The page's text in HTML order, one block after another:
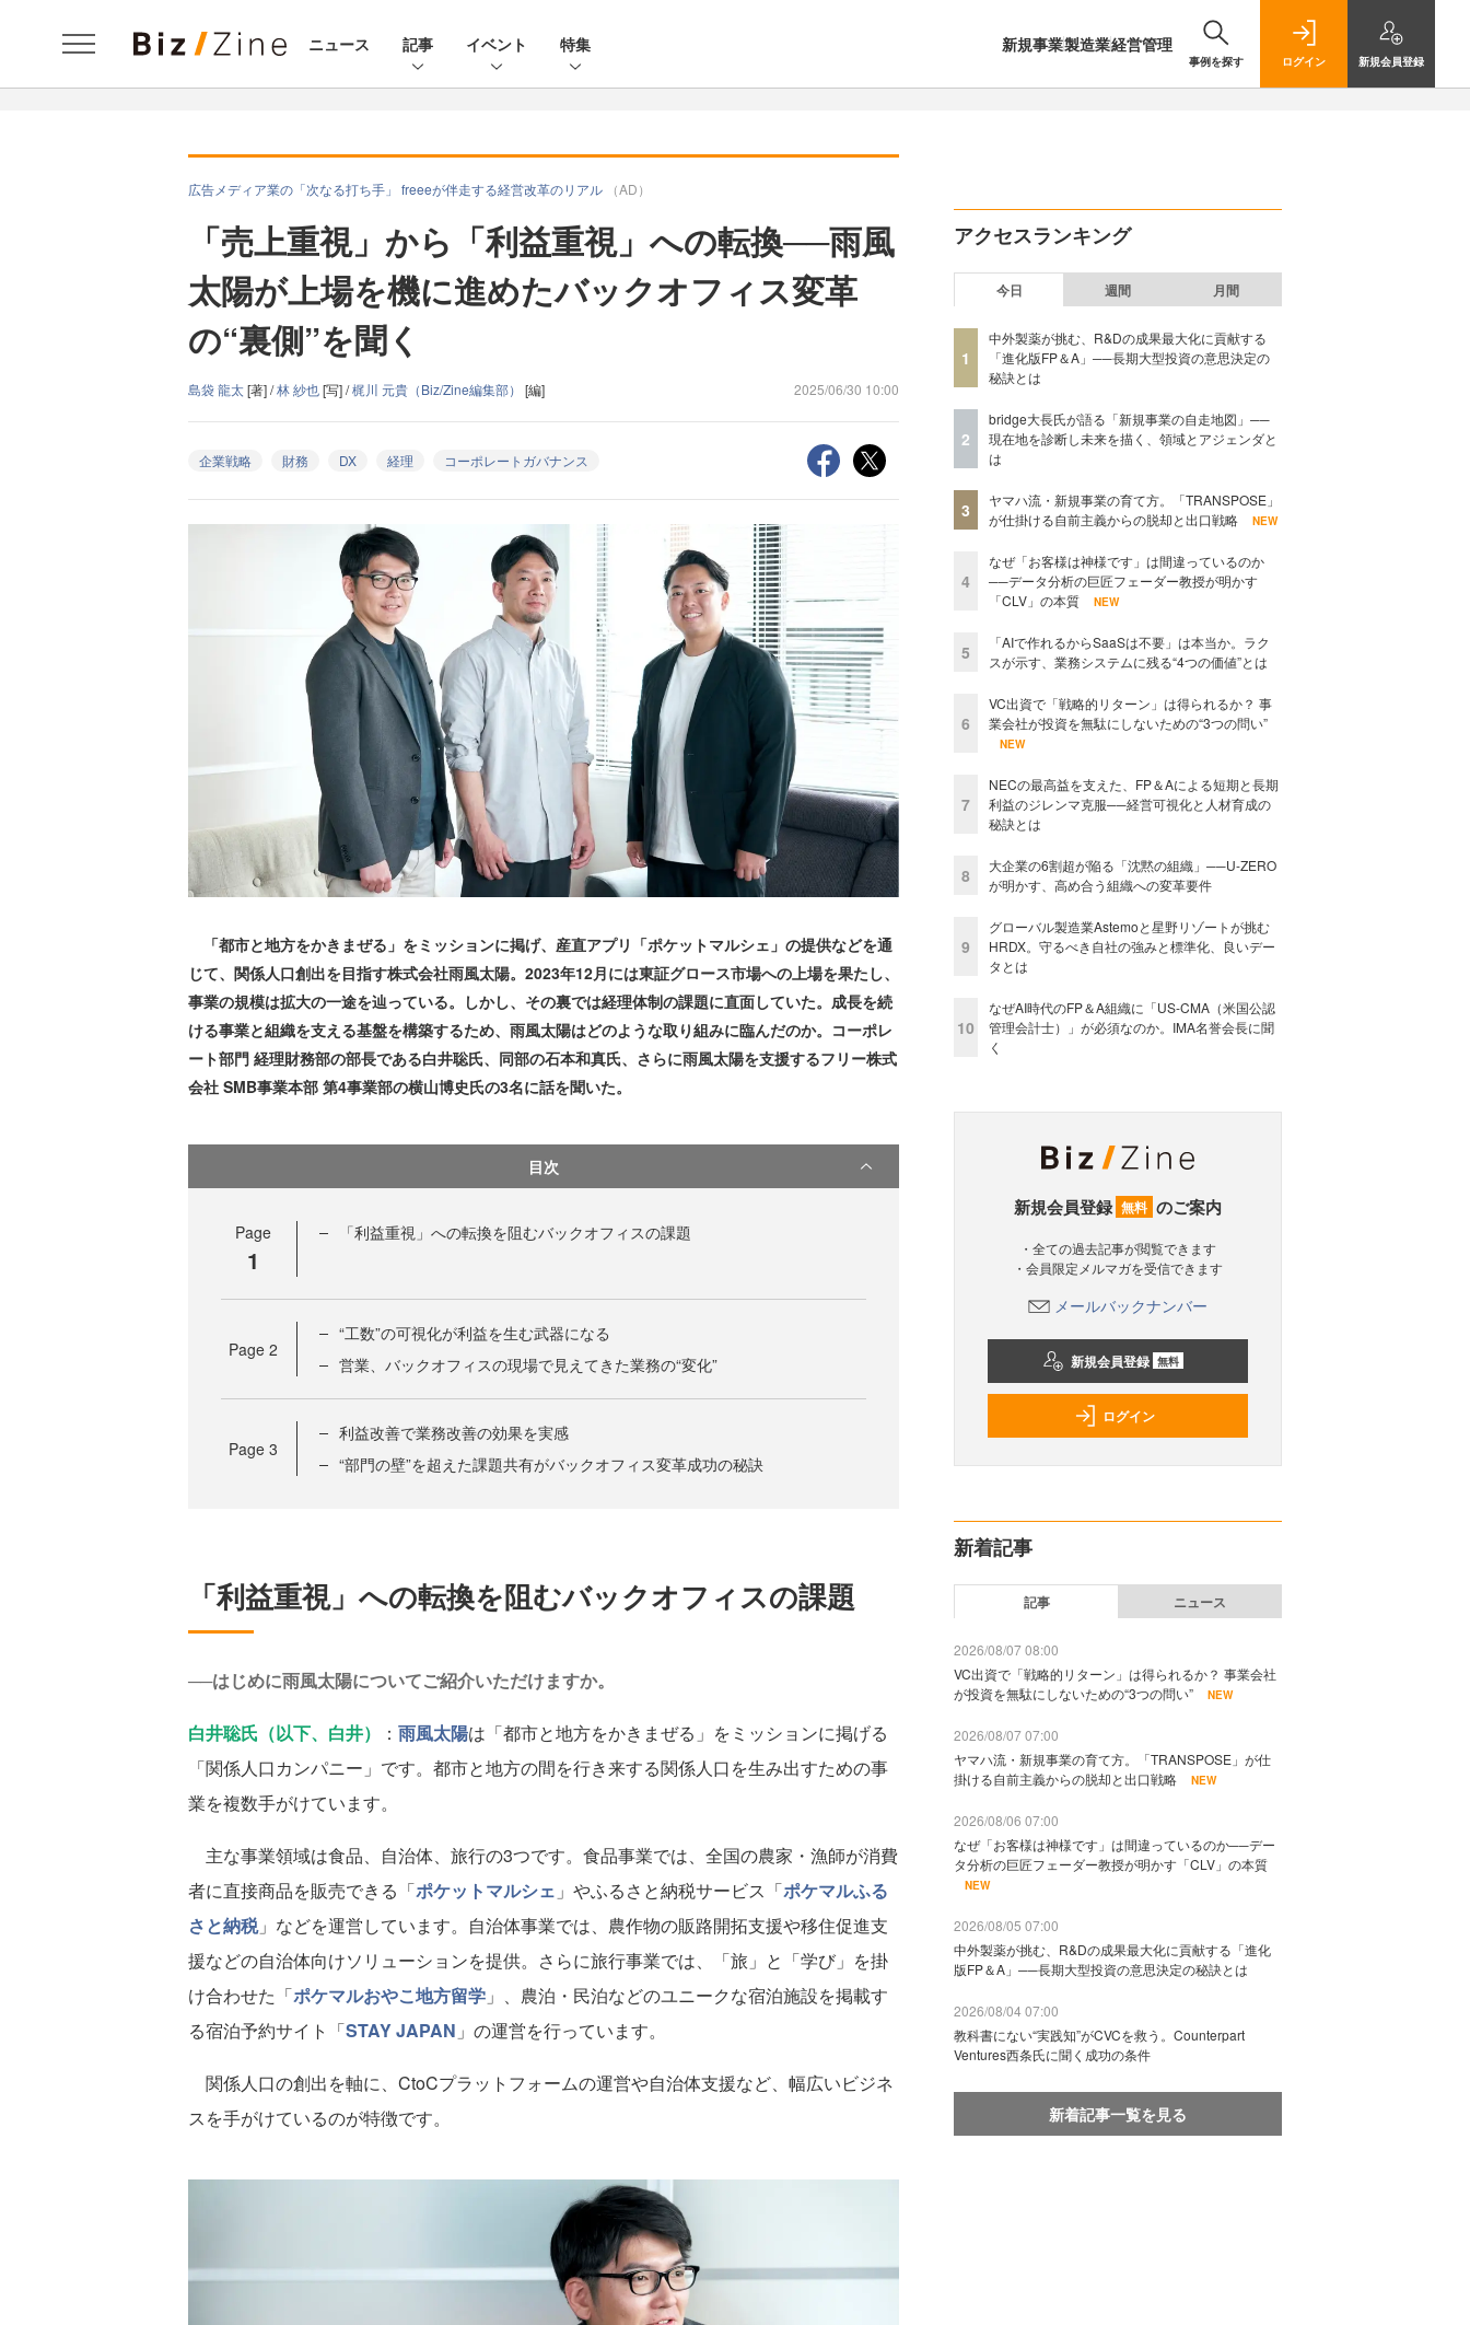
ニュース 記事 イベント 特集 新規事業製造業経営管理
事例を探す ログイン 新規会員登録
広告メディア業の「次なる打ち手」 freeeが伴走する経営改革のリアル （AD）
「売上重視」から「利益重視」への転換──雨風
太陽が上場を機に進めたバックオフィス変革
の“裏側”を聞く
島袋 龍太[著] /林 紗也[写] /梶川 元貴（Biz/Zine編集部） [編] 2025/06/30 10:00
企業戦略 財務 DX 経理 コーポレートガバナンス
「都市と地方をかきまぜる」をミッションに掲げ、産直アプリ「ポケットマルシェ」の提供などを通
じて、関係人口創出を目指す株式会社雨風太陽。2023年12月には東証グロース市場への上場を果たし、
事業の規模は拡大の一途を辿っている。しかし、その裏では経理体制の課題に直面していた。成長を続
ける事業と組織を支える基盤を構築するため、雨風太陽はどのような取り組みに臨んだのか。コーポレ
ート部門 経理財務部の部長である白井聡氏、同部の石本和真氏、さらに雨風太陽を支援するフリー株式
会社 SMB事業本部 第4事業部の横山博史氏の3名に話を聞いた。
目次
Page
1
「利益重視」への転換を阻むバックオフィスの課題
Page 2
“工数”の可視化が利益を生む武器になる
営業、バックオフィスの現場で見えてきた業務の“変化”
Page 3
利益改善で業務改善の効果を実感
“部門の壁”を超えた課題共有がバックオフィス変革成功の秘訣
「利益重視」への転換を阻むバックオフィスの課題
──はじめに雨風太陽についてご紹介いただけますか。
白井聡氏（以下、白井） ： 雨風太陽は「都市と地方をかきまぜる」をミッションに掲げる
「関係人口カンパニー」です。都市と地方の間を行き来する関係人口を生み出すための事
業を複数手がけています。
主な事業領域は食品、自治体、旅行の3つです。食品事業では、全国の農家・漁師が消費
者に直接商品を販売できる「ポケットマルシェ 」やふるさと納税サービス「ポケマルふる
さと納税」などを運営しています。自治体事業では、農作物の販路開拓支援や移住促進支
援などの自治体向けソリューションを提供。さらに旅行事業では、「旅」と「学び」を掛
け合わせた「ポケマルおやこ地方留学 」、農泊・民泊などのユニークな宿泊施設を掲載す
る宿泊予約サイト「STAY JAPAN 」の運営を行っています。
関係人口の創出を軸に、CtoCプラットフォームの運営や自治体支援など、幅広いビジネ
スを手がけているのが特徴です。
アクセスランキング
今日 週間 月間
1
中外製薬が挑む、R&Dの成果最大化に貢献する
「進化版FP＆A」──長期大型投資の意思決定の
秘訣とは
2
bridge大長氏が語る「新規事業の自走地図」──
現在地を診断し未来を描く、領域とアジェンダと
は
3
ヤマハ流・新規事業の育て方。「TRANSPOSE」
が仕掛ける自前主義からの脱却と出口戦略
NEW
4
なぜ「お客様は神様です」は間違っているのか
──データ分析の巨匠フェーダー教授が明かす
「CLV」の本質
NEW
5
「AIで作れるからSaaSは不要」は本当か。ラク
スが示す、業務システムに残る“4つの価値”とは
6
VC出資で「戦略的リターン」は得られるか？ 事
業会社が投資を無駄にしないための“3つの問い”
NEW
7
NECの最高益を支えた、FP＆Aによる短期と長期
利益のジレンマ克服──経営可視化と人材育成の
秘訣とは
8
大企業の6割超が陥る「沈黙の組織」──U-ZERO
が明かす、高め合う組織への変革要件
9
グローバル製造業Astemoと星野リゾートが挑む
HRDX。守るべき自社の強みと標準化、良いデー
タとは
10
なぜAI時代のFP＆A組織に「US-CMA（米国公認
管理会計士）」が必須なのか。IMA名誉会長に聞
く
新規会員登録 無料 のご案内
・全ての過去記事が閲覧できます
・会員限定メルマガを受信できます
メールバックナンバー
新規会員登録 無料
ログイン
新着記事
記事 ニュース
2026/08/07 08:00
VC出資で「戦略的リターン」は得られるか？ 事業会社
が投資を無駄にしないための“3つの問い”
NEW
2026/08/07 07:00
ヤマハ流・新規事業の育て方。「TRANSPOSE」が仕
掛ける自前主義からの脱却と出口戦略
NEW
2026/08/06 07:00
なぜ「お客様は神様です」は間違っているのか──デー
タ分析の巨匠フェーダー教授が明かす「CLV」の本質
NEW
2026/08/05 07:00
中外製薬が挑む、R&Dの成果最大化に貢献する「進化
版FP＆A」──長期大型投資の意思決定の秘訣とは
2026/08/04 07:00
教科書にない“実践知”がCVCを救う。Counterpart
Ventures西条氏に聞く成功の条件
新着記事一覧を見る